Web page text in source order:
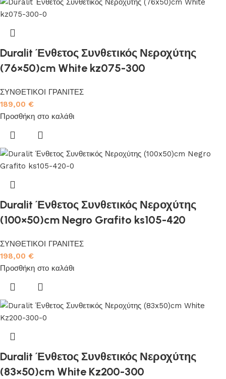
Duralit Ένθετος Συνθετικός Νεροχύτης
(76×50)cm White kz075-300
ΣΥΝΘΕΤΙΚΟΙ ΓΡΑΝΙΤΕΣ
189,00 €
Προσθήκη στο καλάθι
Duralit Ένθετος Συνθετικός Νεροχύτης
(100×50)cm Negro Grafito ks105-420
ΣΥΝΘΕΤΙΚΟΙ ΓΡΑΝΙΤΕΣ
198,00 €
Προσθήκη στο καλάθι
Duralit Ένθετος Συνθετικός Νεροχύτης
(83×50)cm White Kz200-300